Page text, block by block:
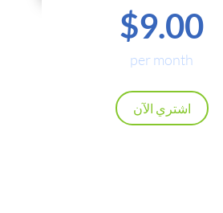
$9.00
per month
اشتري الآن
Local
Renews automatically. Cancel